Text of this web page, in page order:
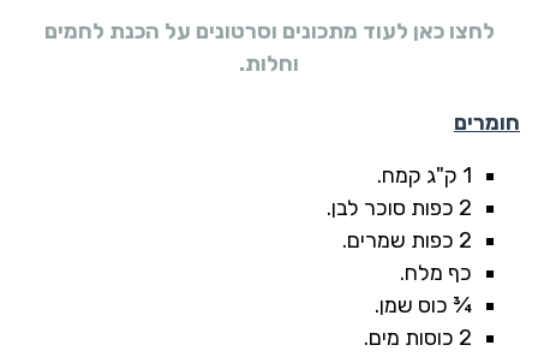
לחצו כאן לעוד מתכונים וסרטונים על הכנת לחמים
וחלות.
חומרים
1 ק"ג קמח.
2 כפות סוכר לבן.
2 כפות שמרים.
כף מלח.
¾ כוס שמן.
2 כוסות מים.